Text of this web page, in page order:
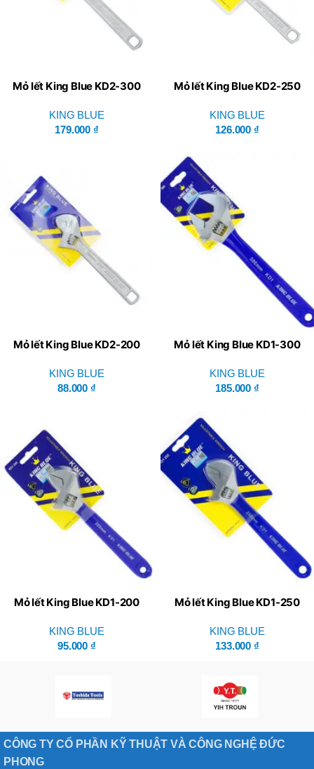
Mỏ lết King Blue KD2-300
KING BLUE
179.000 ₫
Mỏ lết King Blue KD2-250
KING BLUE
126.000 ₫
Mỏ lết King Blue KD2-200
KING BLUE
88.000 ₫
Mỏ lết King Blue KD1-300
KING BLUE
185.000 ₫
Mỏ lết King Blue KD1-200
KING BLUE
95.000 ₫
Mỏ lết King Blue KD1-250
KING BLUE
133.000 ₫
CÔNG TY CỔ PHẦN KỸ THUẬT VÀ CÔNG NGHỆ ĐỨC
PHONG